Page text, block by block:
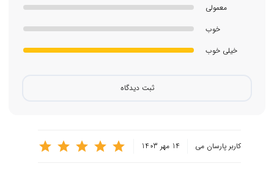
معمولی
خوب
خیلی خوب
ثبت دیدگاه
کاربر پارسان می 14 مهر 1403